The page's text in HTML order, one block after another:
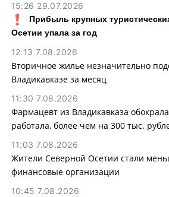
15:26 29.07.2026
Прибыль крупных
Осетии упала за год
12:13 7.08.2026
Вторичное жилье незначительно
Владикавказе за месяц
11:30 7.08.2026
Фармацевт из Владикавказа
работала, более чем на 300 тыс.
11:03 7.08.2026
Жители Северной Осетии стали
финансовые организации
10:45 7.08.2026